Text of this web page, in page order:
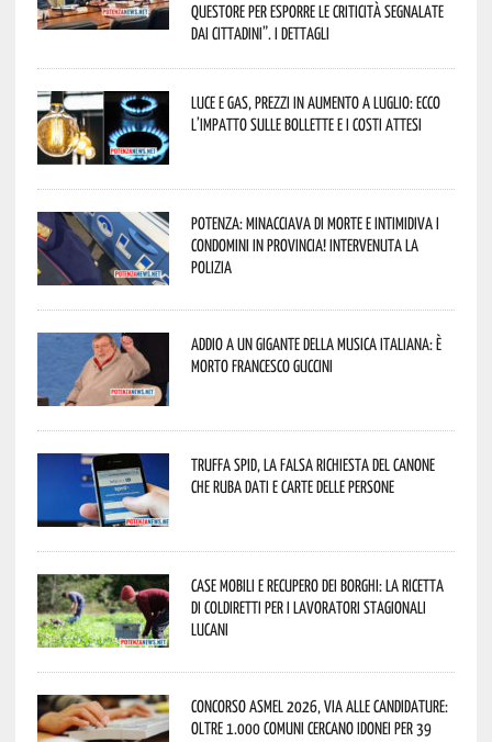
Questore per esporre le criticità segnalate
dai cittadini”. I dettagli
Luce e gas, prezzi in aumento a luglio: ecco
l’impatto sulle bollette e i costi attesi
Potenza: minacciava di morte e intimidiva i
condomini in provincia! Intervenuta la
Polizia
Addio a un gigante della musica italiana: è
morto Francesco Guccini
Truffa Spid, la falsa richiesta del canone
che ruba dati e carte delle persone
Case mobili e recupero dei borghi: la ricetta
di Coldiretti per i lavoratori stagionali
lucani
Concorso Asmel 2026, via alle candidature:
oltre 1.000 Comuni cercano idonei per 39